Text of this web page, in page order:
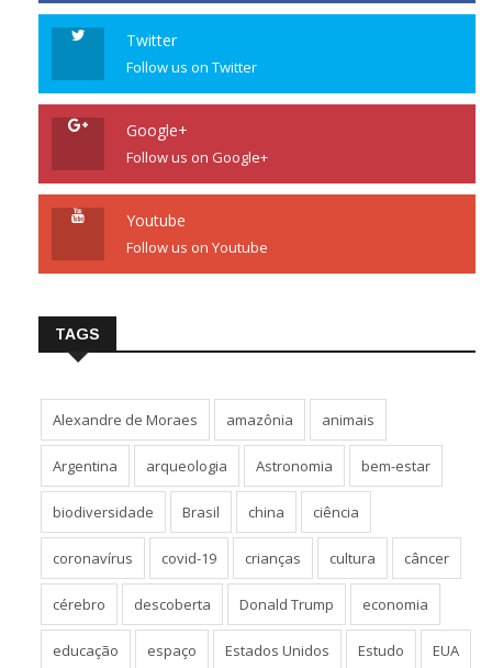
Twitter
Follow us on Twitter
Google+
Follow us on Google+
Youtube
Follow us on Youtube
TAGS
Alexandre de Moraes amazônia animais
Argentina arqueologia Astronomia bem-estar
biodiversidade Brasil china ciência
coronavírus covid-19 crianças cultura câncer
cérebro descoberta Donald Trump economia
educação espaço Estados Unidos Estudo EUA